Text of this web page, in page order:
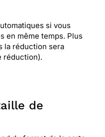
si vous
en même temps. Plus
la réduction sera
réduction).
de